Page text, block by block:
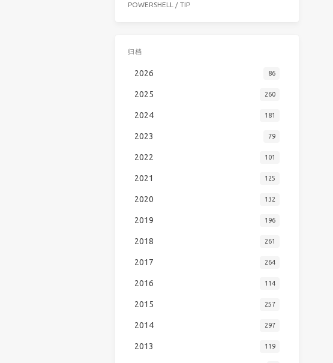
POWERSHELL / TIP
归档
2026 86
2025 260
2024 181
2023 79
2022 101
2021 125
2020 132
2019 196
2018 261
2017 264
2016 114
2015 257
2014 297
2013 119